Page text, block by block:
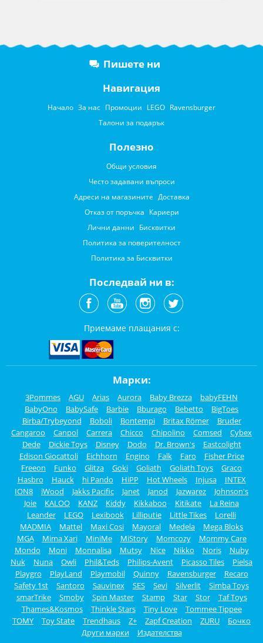
Пишете ни
Навигация
Начало За нас Промоции LEGO Ravensburger
Талони за подарък
Полезно
Общи условия
Често задавани въпроси
Адреси на магазините Доставка
Отказ от поръчка Кариери
Лични данни Бисквитки
Политика за поверителност
Политика за Бисквитки
Последвай ни в:
Приемаме плащания с:
Марки:
3Pommes AGU Arias Aurora Baby Brezza
babyFEHN
BabyOno
BabySafe Barbie Bburago Bebetto
BigToes
Birba/Trybeyond
Boboli Bontempi Britax Römer
Bruder
Cangaroo
Canpol Carrera Chicco Chipolino Comsed
Cybex
Dede
Dickie Toys Disney Dodo Dr. Brown's
Eastcolight
Edison Giocattoli
Eichhorn Engino Falk Faro
Fisher Price
Freeon
Funko Glitza Goki Goliath Goliath Toys
Graco
Hasbro
Hauck hi Pando HiPP Hot Wheels Injusa
INTEX
ION8
iWood Jakks Pacific Janet Janod Jazwarez
Johnson's
Joie
KALOO KANZ Kiddy Kikkaboo Kitikate
La Reina
Leander
LEGO Lexibook Lilliputie Little Tikes
Lorelli
MADMIA
Mattel Maxi Cosi Mayoral Medela
Mega Bloks
MGA
Mima Xari MiniMe MiStory Momcozy
Mommy Care
Mondo
Moni Monnalisa Mutsy Nice Nikko Noris
Nuby
Nuk
Nuna Owli Phil&Teds Philips-Avent Picasso Tiles
Pielsa
Playgro
PlayLand Playmobil Quinny Ravensburger
Recaro
Safety 1st
Santoro Sauvinex SES Sevi Silverlit
Simba Toys
smarTrike
Smoby Spin Master Stamp Star Stor
Taf Toys
Thames&Kosmos
Thinkle Stars Tiny Love
Tommee Tippee
TOMY
Toy State Trendhaus Z+ Zapf Creation ZURU
Бочко
Други марки
Издателства